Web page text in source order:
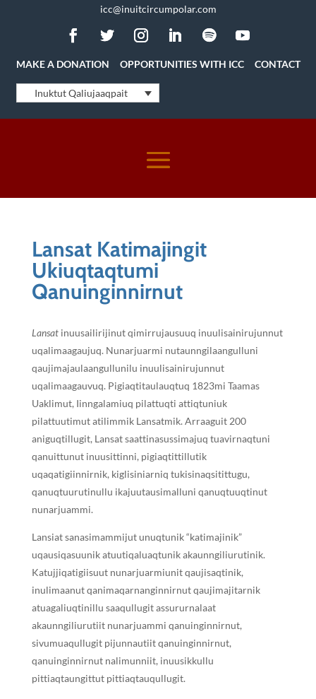
icc@inuitcircumpolar.com
MAKE A DONATION OPPORTUNITIES WITH ICC CONTACT
Inuktut Qaliujaaqpait
Lansat Katimajingit
Ukiuqtaqtumi
Qanuinginnirnut
Lansatinuusailirijinut qimirrujausuuq inuulisainirujunnut
uqalimaagaujuq. Nunarjuarmi nutaunngilaangulluni
qaujimajaulaangullunilu inuulisainirujunnut
uqalimaagauvuq. Pigiaqtitaulauqtuq 1823mi Taamas
Uaklimut, Iinngalamiuq pilattuqti attiqtuniuk
pilattuutimut atilimmik Lansatmik. Arraaguit 200
aniguqtillugit, Lansat saattinasussimajuq tuavirnaqtuni
qanuittunut inuusittinni, pigiaqtittillutik
uqaqatigiinnirnik, kiglisiniarniq tukisinaqsitittugu,
qanuqtuurutinullu ikajuutausimalluni qanuqtuuqtinut
nunarjuammi.
Lansiat sanasimammijut unuqtunik “katimajinik”
uqausiqasuunik atuutiqaluaqtunik akaunngiliurutinik.
Katujjiqatigiisuut nunarjuarmiunit qaujisaqtinik,
inulimaanut qanimaqarnanginnirnut qaujimajitarnik
atuagaliuqtinillu saaqullugit assururnalaat
akaunngiliurutiit nunarjuammi qanuinginnirnut,
sivumuaqullugit pijunnautiit qanuinginnirnut,
qanuinginnirnut nalimunniit, inuusikkullu
pittiaqtaungittut pittiaqtauqullugit.